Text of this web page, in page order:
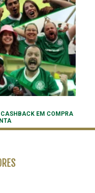
CASHBACK EM COMPRA